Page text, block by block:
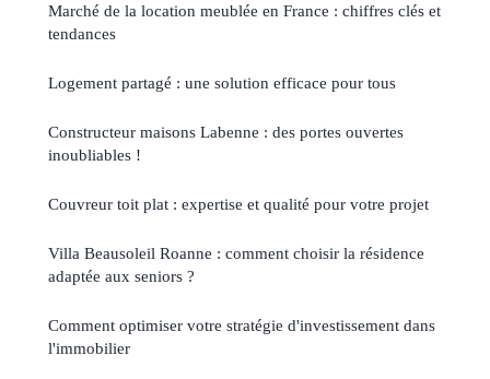
Marché de la location meublée en France : chiffres clés et
tendances
Logement partagé : une solution efficace pour tous
Constructeur maisons Labenne : des portes ouvertes
inoubliables !
Couvreur toit plat : expertise et qualité pour votre projet
Villa Beausoleil Roanne : comment choisir la résidence
adaptée aux seniors ?
Comment optimiser votre stratégie d'investissement dans
l'immobilier